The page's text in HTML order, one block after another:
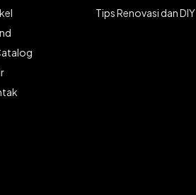
Tips Renovasi dan DIY